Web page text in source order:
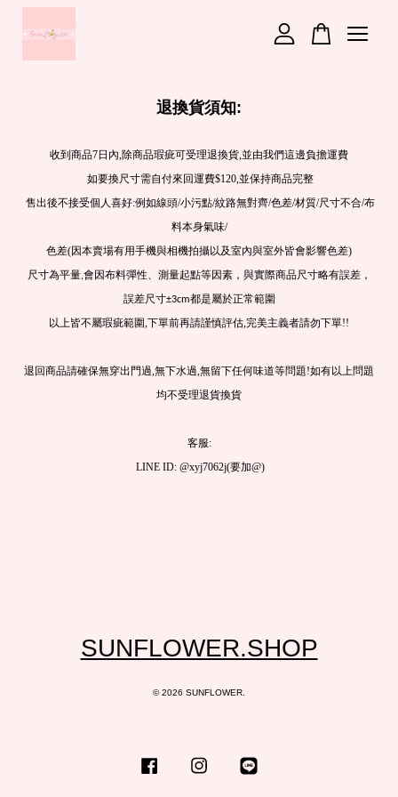
退換貨須知:
收到商品7日內,除商品瑕疵可受理退換貨,並由我們這邊負擔運費
如要換尺寸需自付來回運費$120,並保持商品完整
售出後不接受個人喜好:例如線頭/小污點/紋路無對齊/色差/材質/尺寸不合/布
料本身氣味/
色差(因本賣場有用手機與相機拍攝以及室內與室外皆會影響色差)
尺寸為平量,會因布料彈性、測量起點等因素，與實際商品尺寸略有誤差，
誤差尺寸±3cm都是屬於正常範圍
以上皆不屬瑕疵範圍,下單前再請謹慎評估,完美主義者請勿下單!!
退回商品請確保無穿出門過,無下水過,無留下任何味道等問題!如有以上問題
均不受理退貨換貨
客服:
LINE ID: @xyj7062j(要加@)
SUNFLOWER.SHOP
© 2026 SUNFLOWER.
Facebook Instagram